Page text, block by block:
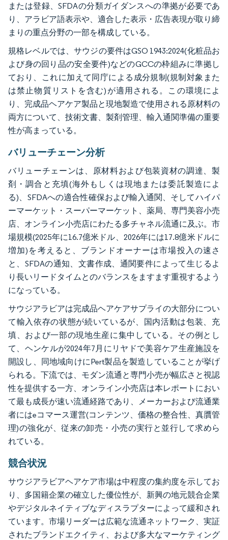
または登録、SFDAの分類ガイダンスへの準拠が必要であ
り、アラビア語表示や、適合した表示・広告表現が取り締
まりの重点分野の一部を構成している。
規格レベルでは、サウジの要件はGSO 1943:2024(化粧品お
よび身の回り品の安全要件)などのGCCの枠組みに準拠し
ており、これに加えて同庁による成分規制(規制対象また
は禁止物質リストを含む)が適用される。この環境によ
り、完成品ヘアケア製品と現地製造で使用される原材料の
両方について、技術文書、製剤管理、輸入通関準備の重要
性が高まっている。
バリューチェーン分析
バリューチェーンは、原材料および包装資材の調達、製
剤・調合と充填(海外もしくは現地または委託製造によ
る)、SFDAへの適合性確保および輸入通関、そしてハイパ
ーマーケット・スーパーマーケット、薬局、専門美容小売
店、オンライン小売店にわたる多チャネル流通に及ぶ。市
場規模(2025年に16.7億米ドル、2026年には17.8億米ドルに
増加)を考えると、ブランドオーナーは市場投入の速さ
と、SFDAの通知、文書作成、通関要件によって生じるよ
り長いリードタイムとのバランスをますます重視するよう
になっている。
サウジアラビアは完成品ヘアケアサプライの大部分につい
て輸入依存の状態が続いているが、国内活動は包装、充
填、および一部の現地生産に集中している。その例とし
て、ヘンケルが2024年7月にリヤドで美容ケア生産施設を
開設し、同地域向けにPert製品を製造していることが挙げ
られる。下流では、モダン流通と専門小売が幅広さと視認
性を提供する一方、オンライン小売店は本レポートにおい
て最も成長が速い流通経路であり、メーカーおよび流通業
者にはeコマース運営(コンテンツ、価格の整合性、真贋管
理)の強化が、従来の卸売・小売の実行と並行して求めら
れている。
競合状況
サウジアラビアヘアケア市場は中程度の集約度を示してお
り、多国籍企業の確立した優位性が、新興の地元競合企業
やデジタルネイティブなディスラプターによって緩和され
ています。市場リーダーは広範な流通ネットワーク、実証
されたブランドエクイティ、および多大なマーケティング